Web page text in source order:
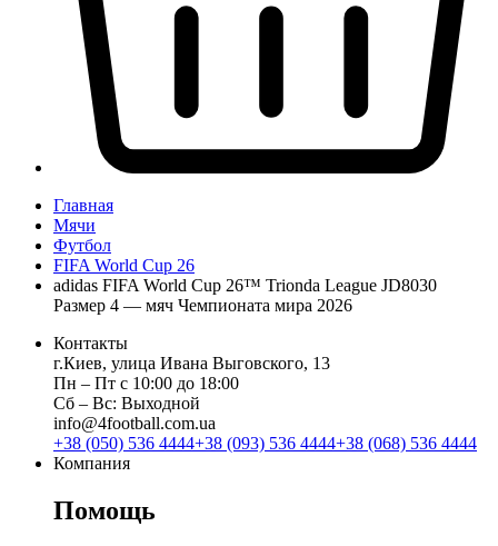
Главная
Мячи
Футбол
FIFA World Cup 26
adidas FIFA World Cup 26™ Trionda League JD8030
Размер 4 — мяч Чемпионата мира 2026
Контакты
г.Киев, улица Ивана Выговского, 13
Пн ‒ Пт с 10:00 до 18:00
Сб ‒ Вс: Выходной
info@4football.com.ua
+38 (050) 536 4444+38 (093) 536 4444+38 (068) 536 4444
Компания
Помощь